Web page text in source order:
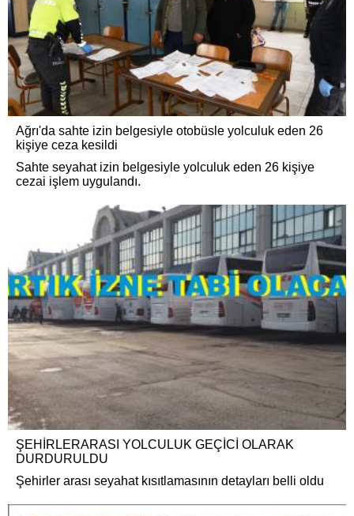
Ağrı'da sahte izin belgesiyle otobüsle yolculuk eden 26
kişiye ceza kesildi
Sahte seyahat izin belgesiyle yolculuk eden 26 kişiye
cezai işlem uygulandı.
ŞEHİRLERARASI YOLCULUK GEÇİCİ OLARAK
DURDURULDU
Şehirler arası seyahat kısıtlamasının detayları belli oldu